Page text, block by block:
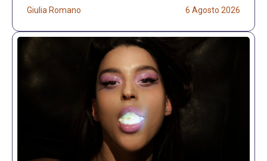
Giulia Romano 6 Agosto 2026